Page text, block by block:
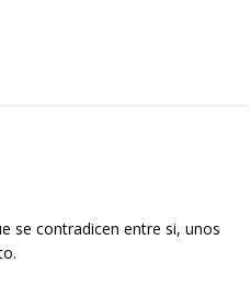
se contradicen entre si, unos